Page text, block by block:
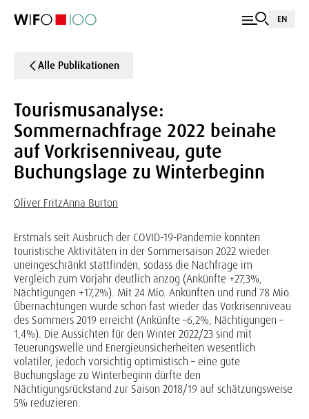
EN
Alle Publikationen
Tourismusanalyse:
Sommernachfrage 2022 beinahe
auf Vorkrisenniveau, gute
Buchungslage zu Winterbeginn
Oliver FritzAnna Burton
Erstmals seit Ausbruch der COVID-19-Pandemie konnten
touristische Aktivitäten in der Sommersaison 2022 wieder
uneingeschränkt stattfinden, sodass die Nachfrage im
Vergleich zum Vorjahr deutlich anzog (Ankünfte +27,3%,
Nächtigungen +17,2%). Mit 24 Mio. Ankünften und rund 78 Mio.
Übernachtungen wurde schon fast wieder das Vorkrisenniveau
des Sommers 2019 erreicht (Ankünfte –6,2%, Nächtigungen –
1,4%). Die Aussichten für den Winter 2022/23 sind mit
Teuerungswelle und Energieunsicherheiten wesentlich
volatiler, jedoch vorsichtig optimistisch – eine gute
Buchungslage zu Winterbeginn dürfte den
Nächtigungsrückstand zur Saison 2018/19 auf schätzungsweise
5% reduzieren.